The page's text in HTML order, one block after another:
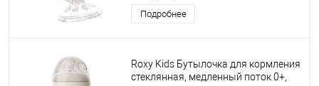
Подробнее
Roxy Kids Бутылочка для кормления
стеклянная, медленный поток 0+,